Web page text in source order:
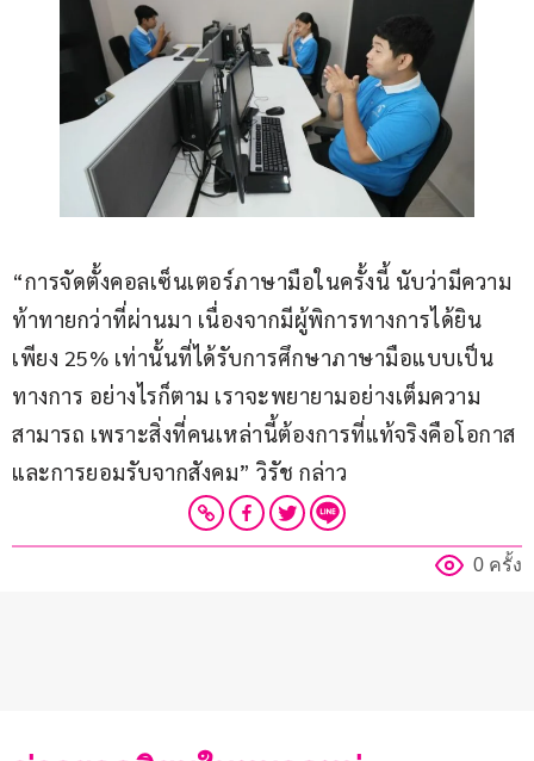
“การจัดตั้งคอลเซ็นเตอร์ภาษามือในครั้งนี้ นับว่ามีความ
ท้าทายกว่าที่ผ่านมา เนื่องจากมีผู้พิการทางการได้ยิน
เพียง 25% เท่านั้นที่ได้รับการศึกษาภาษามือแบบเป็น
ทางการ อย่างไรก็ตาม เราจะพยายามอย่างเต็มความ
สามารถ เพราะสิ่งที่คนเหล่านี้ต้องการที่แท้จริงคือโอกาส
และการยอมรับจากสังคม” วิรัช กล่าว
0 ครั้ง